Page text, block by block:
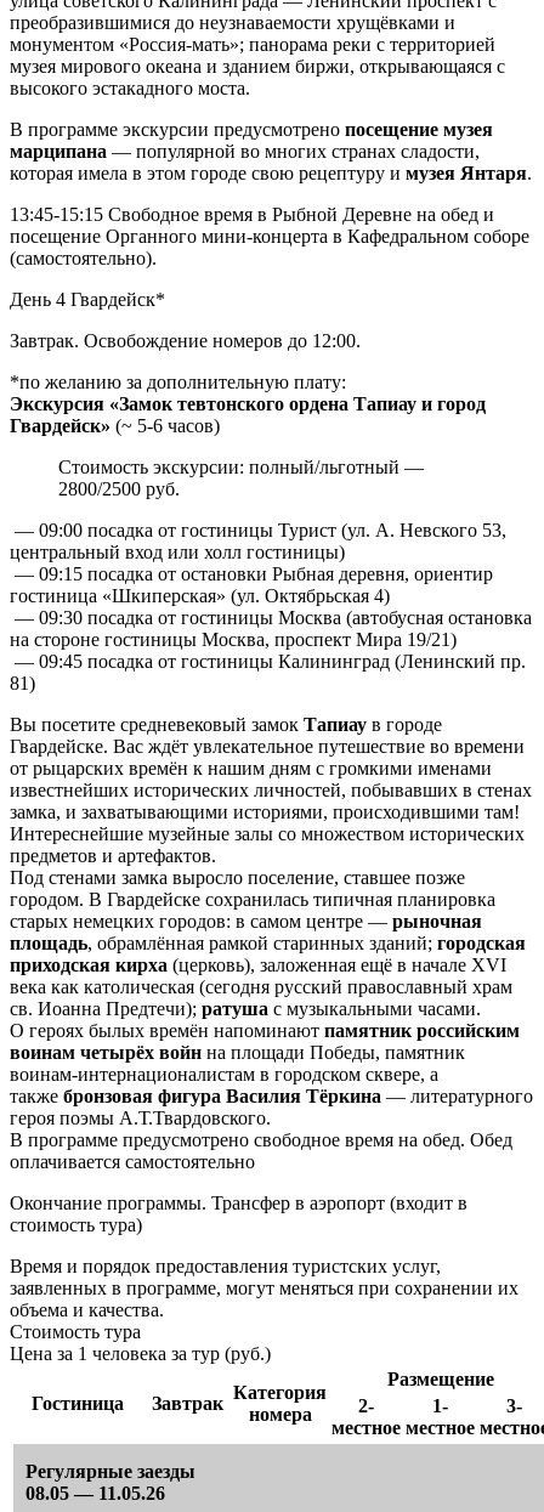
преобразившимися до неузнаваемости хрущёвками и
монументом «Россия-мать»; панорама реки с территорией
музея мирового океана и зданием биржи, открывающаяся с
высокого эстакадного моста.
В программе экскурсии предусмотрено посещение музея
марципана — популярной во многих странах сладости,
которая имела в этом городе свою рецептуру и музея Янтаря.
13:45-15:15 Свободное время в Рыбной Деревне на обед и
посещение Органного мини-концерта в Кафедральном соборе
(самостоятельно).
День 4 Гвардейск*
Завтрак. Освобождение номеров до 12:00.
*по желанию за дополнительную плату:
Экскурсия «Замок тевтонского ордена Тапиау и город
Гвардейск» (~ 5-6 часов)
Стоимость экскурсии: полный/льготный —
2800/2500 руб.
— 09:00 посадка от гостиницы Турист (ул. А. Невского 53,
центральный вход или холл гостиницы)
— 09:15 посадка от остановки Рыбная деревня, ориентир
гостиница «Шкиперская» (ул. Октябрьская 4)
— 09:30 посадка от гостиницы Москва (автобусная остановка
на стороне гостиницы Москва, проспект Мира 19/21)
— 09:45 посадка от гостиницы Калининград (Ленинский пр.
81)
Вы посетите средневековый замок Тапиау в городе
Гвардейске. Вас ждёт увлекательное путешествие во времени
от рыцарских времён к нашим дням с громкими именами
известнейших исторических личностей, побывавших в стенах
замка, и захватывающими историями, происходившими там!
Интереснейшие музейные залы со множеством исторических
предметов и артефактов.
Под стенами замка выросло поселение, ставшее позже
городом. В Гвардейске сохранилась типичная планировка
старых немецких городов: в самом центре — рыночная
площадь, обрамлённая рамкой старинных зданий; городская
приходская кирха (церковь), заложенная ещё в начале XVI
века как католическая (сегодня русский православный храм
св. Иоанна Предтечи); ратуша с музыкальными часами.
О героях былых времён напоминают памятник российским
воинам четырёх войн на площади Победы, памятник
воинам-интернационалистам в городском сквере, а
также бронзовая фигура Василия Тёркина — литературного
героя поэмы А.Т.Твардовского.
В программе предусмотрено свободное время на обед. Обед
оплачивается самостоятельно
Окончание программы. Трансфер в аэропорт (входит в
стоимость тура)
Время и порядок предоставления туристских услуг,
заявленных в программе, могут меняться при сохранении их
объема и качества.
Стоимость тура
Цена за 1 человека за тур (руб.)
Гостиница Завтрак
Категория
номера
Размещение
2-
местное
1-
местное
3-
Регулярные заезды
08.05 — 11.05.26